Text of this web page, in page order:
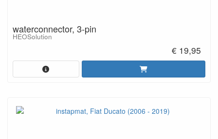
waterconnector, 3-pin
HEOSolution
€ 19,95